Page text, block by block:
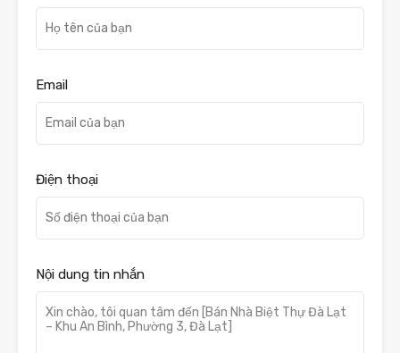
Email
Điện thoại
Nội dung tin nhắn